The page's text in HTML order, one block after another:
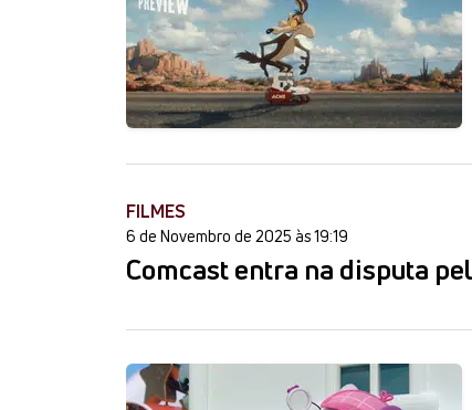
FILMES
6 de Novembro de 2025 às 19:19
Comcast entra na disputa